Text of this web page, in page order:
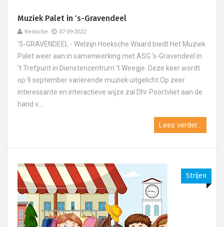
Muziek Palet in ‘s-Gravendeel
Redactie 07-09-2022
'S-GRAVENDEEL - Welzijn Hoeksche Waard biedt Het Muziek
Palet weer aan in samenwerking met ASG ’s-Gravendeel in
’t Trefpunt in Dienstencentrum ‘t Weegje. Deze keer wordt
op 9 september variërende muziek uitgelicht.Op zeer
interessante en interactieve wijze zal Dhr Poortvliet aan de
hand v....
Lees verder...
Strijen